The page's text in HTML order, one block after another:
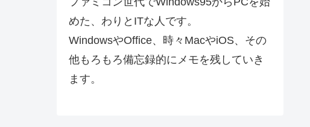
めた、わりとITな人です。
WindowsやOffice、時々MacやiOS、その
他もろもろ備忘録的にメモを残していき
ます。